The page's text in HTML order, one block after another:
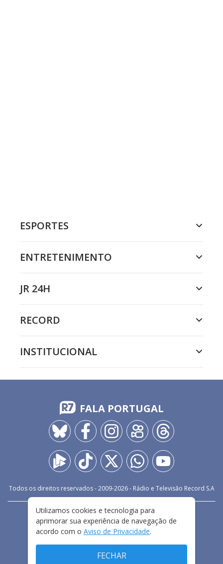
ESPORTES
ENTRETENIMENTO
JR 24H
RECORD
INSTITUCIONAL
FALA PORTUGAL
Todos os direitos reservados - 2009-2026- Rádio e Televisão Record S.A
FALE CONOSCO
PRIVACIDADE
TERMOS E CONDIÇÕES DE USO
Utilizamos cookies e tecnologia para
aprimorar sua experiência de navegação de
acordo com o Aviso de Privacidade.
FECHAR